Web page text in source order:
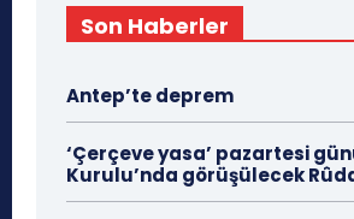
Son Haberler
Antep’te deprem
‘Çerçeve yasa’ pazartesi
Kurulu’nda görüşülecek